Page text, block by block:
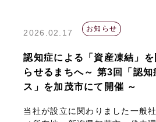
2026.02.17 お知らせ
認知症による「資産凍結」
らせるまちへ～ 第3回「認知
ス」を加茂市にて開催 ～
当社が設立に関わりました一般